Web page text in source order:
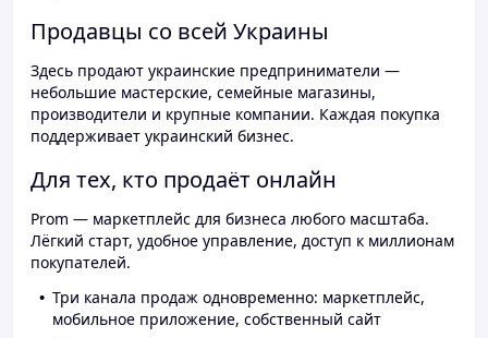
Продавцы со всей Украины
Здесь продают украинские предприниматели —
небольшие мастерские, семейные магазины,
производители и крупные компании. Каждая покупка
поддерживает украинский бизнес.
Для тех, кто продаёт онлайн
Prom — маркетплейс для бизнеса любого масштаба.
Лёгкий старт, удобное управление, доступ к миллионам
покупателей.
Три канала продаж одновременно: маркетплейс,
мобильное приложение, собственный сайт